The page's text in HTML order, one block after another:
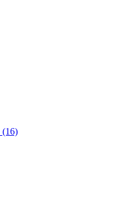
(16)